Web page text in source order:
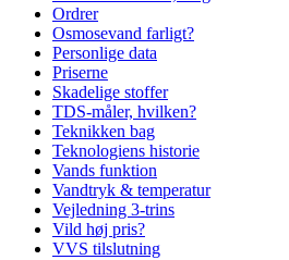
Ordrer
Osmosevand farligt?
Personlige data
Priserne
Skadelige stoffer
TDS-måler, hvilken?
Teknikken bag
Teknologiens historie
Vands funktion
Vandtryk & temperatur
Vejledning 3-trins
Vild høj pris?
VVS tilslutning